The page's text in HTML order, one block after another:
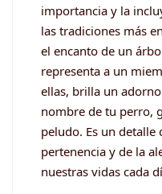
importancia y la
las tradiciones más
el encanto de un
representa a un
ellas, brilla un
nombre de tu perro,
peludo. Es un detalle
pertenencia y de la
nuestras vidas cada